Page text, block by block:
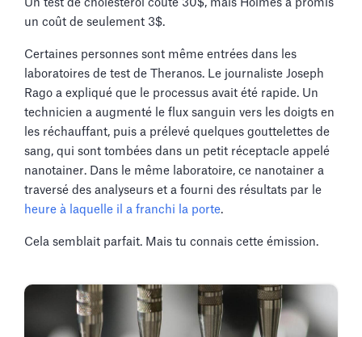
Un test de cholestérol coûte 30$, mais Holmes a promis
un coût de seulement 3$.
Certaines personnes sont même entrées dans les
laboratoires de test de Theranos. Le journaliste Joseph
Rago a expliqué que le processus avait été rapide. Un
technicien a augmenté le flux sanguin vers les doigts en
les réchauffant, puis a prélevé quelques gouttelettes de
sang, qui sont tombées dans un petit réceptacle appelé
nanotainer. Dans le même laboratoire, ce nanotainer a
traversé des analyseurs et a fourni des résultats par le
heure à laquelle il a franchi la porte.
Cela semblait parfait. Mais tu connais cette émission.